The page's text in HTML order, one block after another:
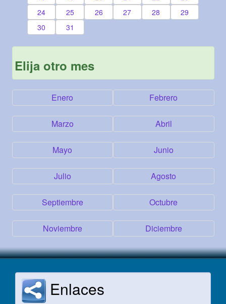
24
25 26 27 28
29
30
31
Elija otro mes
Enero Febrero
Marzo Abril
Mayo Junio
Julio Agosto
Septiembre Octubre
Noviembre Diciembre
Enlaces